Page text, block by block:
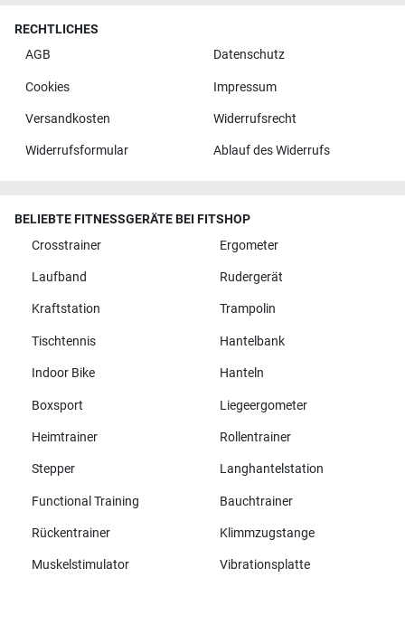
RECHTLICHES
AGB
Datenschutz
Cookies Impressum
Versandkosten Widerrufsrecht
Widerrufsformular Ablauf des Widerrufs
BELIEBTE FITNESSGERÄTE BEI FITSHOP
Crosstrainer
Ergometer
Laufband Rudergerät
Kraftstation Trampolin
Tischtennis Hantelbank
Indoor Bike Hanteln
Boxsport Liegeergometer
Heimtrainer Rollentrainer
Stepper Langhantelstation
Functional Training Bauchtrainer
Rückentrainer Klimmzugstange
Muskelstimulator Vibrationsplatte